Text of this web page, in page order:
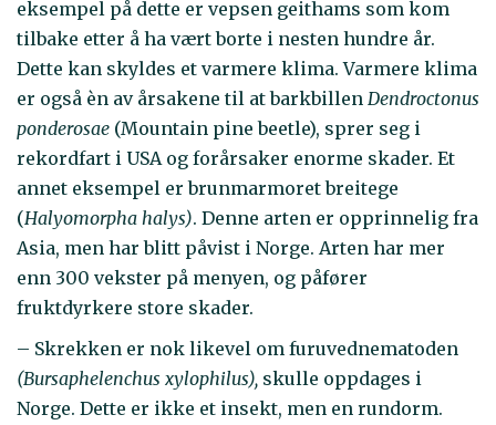
eksempel på dette er vepsen geithams som kom
tilbake etter å ha vært borte i nesten hundre år.
Dette kan skyldes et varmere klima. Varmere klima
er også èn av årsakene til at barkbillen Dendroctonus
ponderosae (Mountain pine beetle), sprer seg i
rekordfart i USA og forårsaker enorme skader. Et
annet eksempel er brunmarmoret breitege
(Halyomorpha halys). Denne arten er opprinnelig fra
Asia, men har blitt påvist i Norge. Arten har mer
enn 300 vekster på menyen, og påfører
fruktdyrkere store skader.
– Skrekken er nok likevel om furuvednematoden
(Bursaphelenchus xylophilus), skulle oppdages i
Norge. Dette er ikke et insekt, men en rundorm.